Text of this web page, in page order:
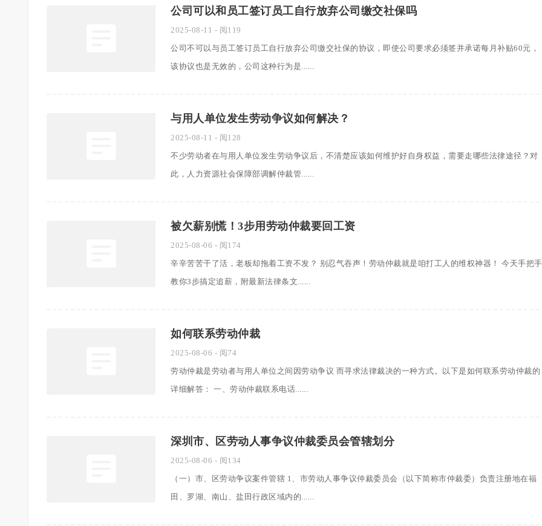
公司可以和员工签订员工自行放弃公司缴交社保吗
2025-08-11 - 阅119
公司不可以与员工签订员工自行放弃公司缴交社保的协议，即使公司要求必须签并承诺每月补贴60元，
该协议也是无效的，公司这种行为是......
与用人单位发生劳动争议如何解决？
2025-08-11 - 阅128
不少劳动者在与用人单位发生劳动争议后，不清楚应该如何维护好自身权益，需要走哪些法律途径？对
此，人力资源社会保障部调解仲裁管......
被欠薪别慌！3步用劳动仲裁要回工资
2025-08-06 - 阅174
辛辛苦苦干了活，老板却拖着工资不发？ 别忍气吞声！劳动仲裁就是咱打工人的维权神器！ 今天手把手
教你3步搞定追薪，附最新法律条文......
如何联系劳动仲裁
2025-08-06 - 阅74
劳动仲裁是劳动者与用人单位之间因劳动争议 而寻求法律裁决的一种方式。以下是如何联系劳动仲裁的
详细解答： 一、劳动仲裁联系电话......
深圳市、区劳动人事争议仲裁委员会管辖划分
2025-08-06 - 阅134
（一）市、区劳动争议案件管辖 1、市劳动人事争议仲裁委员会（以下简称市仲裁委）负责注册地在福
田、罗湖、南山、盐田行政区域内的......